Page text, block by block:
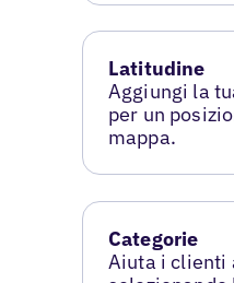
Latitudine
Aggiungi la
per un
mappa.
Categorie
Aiuta i clienti